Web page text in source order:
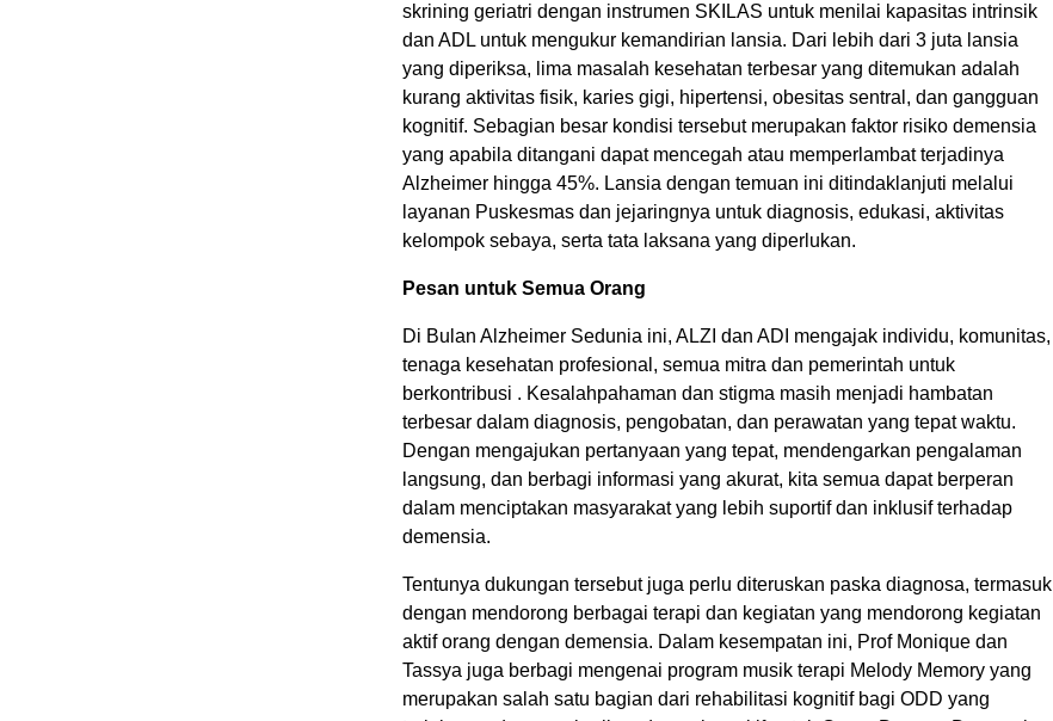
skrining geriatri dengan instrumen SKILAS untuk menilai kapasitas intrinsik
dan ADL untuk mengukur kemandirian lansia. Dari lebih dari 3 juta lansia
yang diperiksa, lima masalah kesehatan terbesar yang ditemukan adalah
kurang aktivitas fisik, karies gigi, hipertensi, obesitas sentral, dan gangguan
kognitif. Sebagian besar kondisi tersebut merupakan faktor risiko demensia
yang apabila ditangani dapat mencegah atau memperlambat terjadinya
Alzheimer hingga 45%. Lansia dengan temuan ini ditindaklanjuti melalui
layanan Puskesmas dan jejaringnya untuk diagnosis, edukasi, aktivitas
kelompok sebaya, serta tata laksana yang diperlukan.
Pesan untuk Semua Orang
Di Bulan Alzheimer Sedunia ini, ALZI dan ADI mengajak individu, komunitas,
tenaga kesehatan profesional, semua mitra dan pemerintah untuk
berkontribusi . Kesalahpahaman dan stigma masih menjadi hambatan
terbesar dalam diagnosis, pengobatan, dan perawatan yang tepat waktu.
Dengan mengajukan pertanyaan yang tepat, mendengarkan pengalaman
langsung, dan berbagi informasi yang akurat, kita semua dapat berperan
dalam menciptakan masyarakat yang lebih suportif dan inklusif terhadap
demensia.
Tentunya dukungan tersebut juga perlu diteruskan paska diagnosa, termasuk
dengan mendorong berbagai terapi dan kegiatan yang mendorong kegiatan
aktif orang dengan demensia. Dalam kesempatan ini, Prof Monique dan
Tassya juga berbagi mengenai program musik terapi Melody Memory yang
merupakan salah satu bagian dari rehabilitasi kognitif bagi ODD yang